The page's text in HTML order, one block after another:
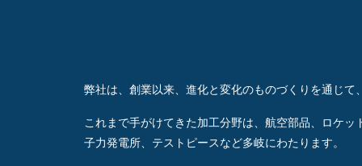
弊社は、創業以来、進化と変化のものづくりを通じて
これまで手がけてきた加工分野は、航空部品、ロケ
子力発電所、テストピースなど多岐にわたります。